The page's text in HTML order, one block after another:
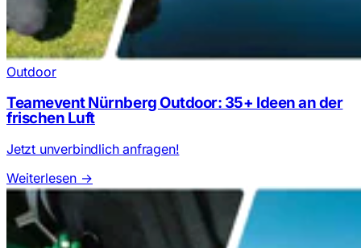
Outdoor
Teamevent Nürnberg Outdoor: 35+ Ideen an der
frischen Luft
Jetzt unverbindlich anfragen!
Weiterlesen →